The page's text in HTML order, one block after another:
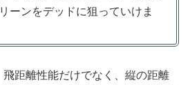
ーンをデッドに狙っていけま
距離性能だけでなく、縦の距離